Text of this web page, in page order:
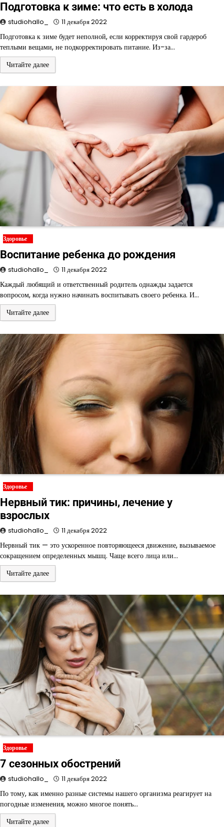
Подготовка к зиме: что есть в холода
studiohallo_ 11 декабря 2022
Подготовка к зиме будет неполной, если корректируя свой гардероб
теплыми вещами, не подкорректировать питание. Из-за…
Читайте далее
Здоровье
Воспитание ребенка до рождения
studiohallo_ 11 декабря 2022
Каждый любящий и ответственный родитель однажды задается
вопросом, когда нужно начинать воспитывать своего ребенка. И…
Читайте далее
Здоровье
Нервный тик: причины, лечение у
взрослых
studiohallo_ 11 декабря 2022
Нервный тик — это ускоренное повторяющееся движение, вызываемое
сокращением определенных мышц. Чаще всего лица или…
Читайте далее
Здоровье
7 сезонных обострений
studiohallo_ 11 декабря 2022
По тому, как именно разные системы нашего организма реагирует на
погодные изменения, можно многое понять…
Читайте далее